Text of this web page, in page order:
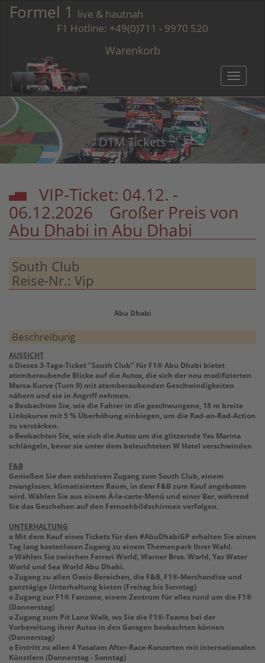
Formel 1
live & hautnah
F1 Hotline: +49(0)711 - 9970 520
Warenkorb
Toggle
DTM Tickets
VIP-Ticket: 04.12. -
06.12.2026 Großer Preis von
Abu Dhabi in Abu Dhabi
South Club
Reise-Nr.: Vip
Abu Dhabi
Beschreibung
AUSSICHT
o Dieses 3-Tage-Ticket "South Club" für F1® Abu Dhabi bietet
atemberaubende Blicke auf die Autos, die sich der neu modifizierten
Marsa-Kurve (Turn 9) mit atemberaubenden Geschwindigkeiten
nähern und sie in Angriff nehmen.
o Beobachten Sie, wie die Fahrer in die geschwungene, 18 m breite
Linkskurve mit 5 % Überhöhung einbiegen, um die Rad-an-Rad-Action
zu verstärken.
o Beobachten Sie, wie sich die Autos um die glitzernde Yas Marina
schlängeln, bevor sie unter dem beleuchteten W Hotel verschwinden
F&B
Genießen Sie den exklusiven Zugang zum South Club, einem
zwanglosen, klimatisierten Raum, in dem F&B zum Kauf angeboten
wird. Wählen Sie aus einem À-la-carte-Menü und einer Bar, während
Sie das Geschehen auf den Fernsehbildschirmen verfolgen.
UNTERHALTUNG
o Mit dem Kauf eines Tickets für den #AbuDhabiGP erhalten Sie einen
Tag lang kostenlosen Zugang zu einem Themenpark Ihrer Wahl.
o Wählen Sie zwischen Ferrari World, Warner Bros. World, Yas Water
World und Sea World Abu Dhabi.
o Zugang zu allen Oasis-Bereichen, die F&B, F1®-Merchandise und
ganztägige Unterhaltung bieten (Freitag bis Sonntag)
o Zugang zur F1® Fanzone, einem Zentrum für alles rund um die F1®
(Donnerstag)
o Zugang zum Pit Lane Walk, wo Sie die F1®-Teams bei der
Vorbereitung ihrer Autos in den Garagen beobachten können
(Donnerstag)
o Eintritt zu allen 4 Yasalam After-Race-Konzerten mit internationalen
Künstlern (Donnerstag - Sonntag)